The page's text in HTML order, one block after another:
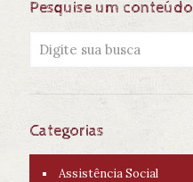
Pesquise um conteúdo
Categorias
Assistência Social